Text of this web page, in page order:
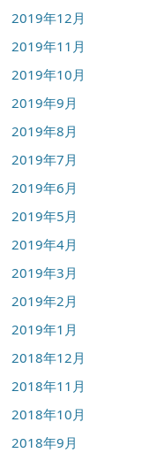
2019年12月
2019年11月
2019年10月
2019年9月
2019年8月
2019年7月
2019年6月
2019年5月
2019年4月
2019年3月
2019年2月
2019年1月
2018年12月
2018年11月
2018年10月
2018年9月